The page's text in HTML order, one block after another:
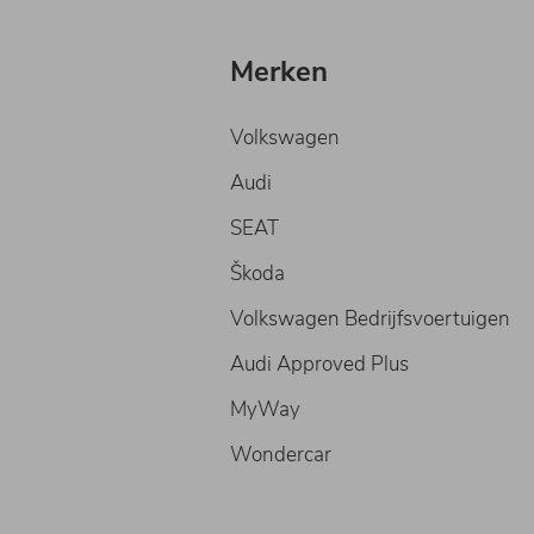
Merken
Volkswagen
Audi
SEAT
Škoda
Volkswagen Bedrijfsvoertuigen
Audi Approved Plus
MyWay
Wondercar